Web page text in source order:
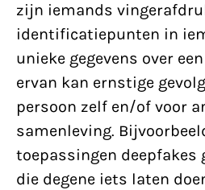
zijn iemands
identificatiepunten in
unieke gegevens over
ervan kan ernstige
persoon zelf en/of voor
samenleving.
toepassingen deepfakes
die degene iets laten